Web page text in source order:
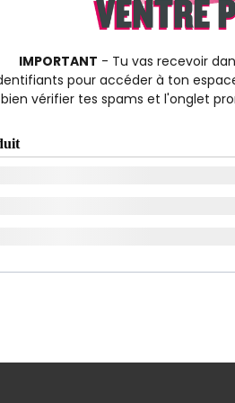
IMPORTANT - Tu vas recevoir
pour accéder à ton
bien vérifier tes spams et l'onglet